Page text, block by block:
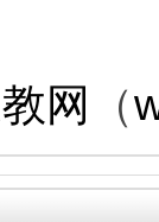
网 （